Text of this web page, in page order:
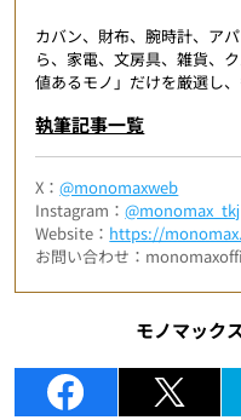
カバン、財布、腕時計、ア
ら、家電、文房具、雑貨、
値あるモノ」だけを厳選し
執筆記事一覧
X：@monomaxweb
Instagram：@monomax_tkj
Website： https://
お問い合わせ：
モノマック